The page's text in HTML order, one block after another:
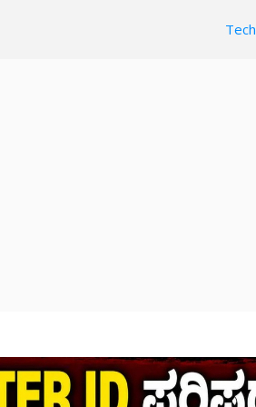
Tech